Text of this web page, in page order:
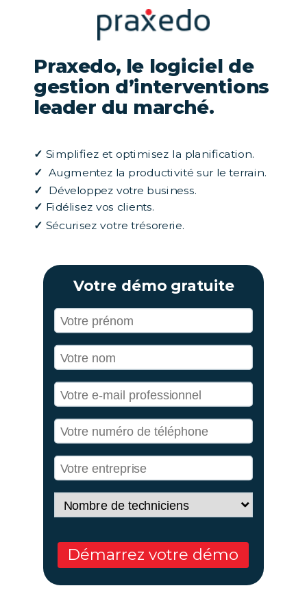
Praxedo, le logiciel de
gestion d’interventions
leader du marché.
Démarrez votre démo
Votre démo gratuite
✓ Simplifiez et optimisez la planification.
✓ Augmentez la productivité sur le terrain.
✓ Développez votre business.
✓ Fidélisez vos clients.
✓ Sécurisez votre trésorerie.